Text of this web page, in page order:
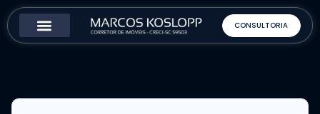
CONSULTORIA